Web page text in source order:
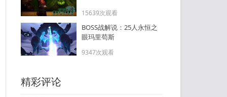
15639次观看
BOSS战解说：25人永恒之
眼玛里苟斯
9347次观看
精彩评论